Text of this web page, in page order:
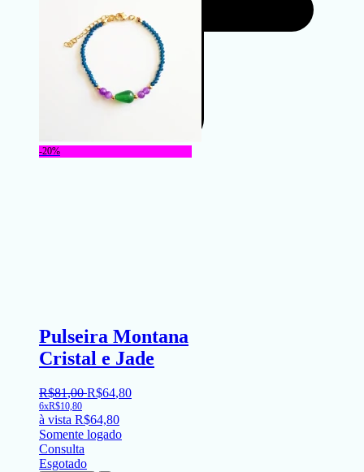
-20%
Pulseira Montana
Cristal e Jade
R$81,00 R$64,80
6xR$10,80
à vista R$64,80
Somente logado
Consulta
Esgotado